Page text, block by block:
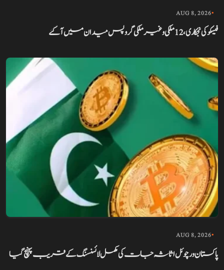
•
AUG 8, 2026
فیسکو کی نجکاری، 12 ملکی و غیر ملکی گروپس میدان میں آ گئے
•
AUG 8, 2026
پاکستان ورچوئل اثاثہ جات کی مکمل لائسنسنگ کے قریب پہنچ گیا